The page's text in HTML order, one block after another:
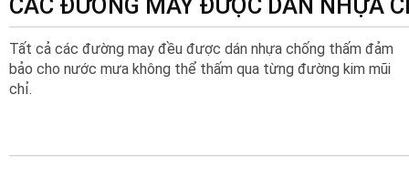
CÁC ĐƯỜNG MAY ĐƯỢC DÁN NHỰA
Tất cả các đường may đều được dán nhựa chống thấm đảm
bảo cho nước mưa không thể thấm qua từng đường kim mũi
chỉ.